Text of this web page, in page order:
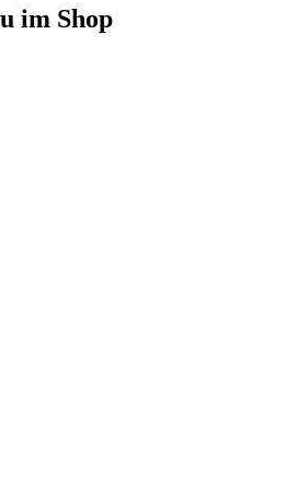
im Shop